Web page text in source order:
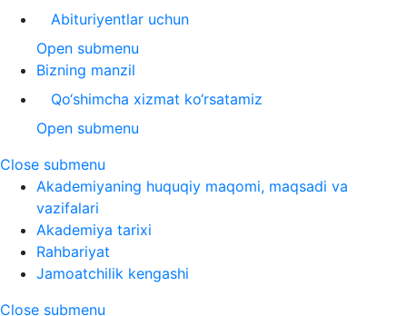
Abituriyentlar uchun
Open submenu
Bizning manzil
Qo‘shimcha xizmat ko‘rsatamiz
Open submenu
Close submenu
Akademiyaning huquqiy maqomi, maqsadi va
vazifalari
Akademiya tarixi
Rahbariyat
Jamoatchilik kengashi
Close submenu